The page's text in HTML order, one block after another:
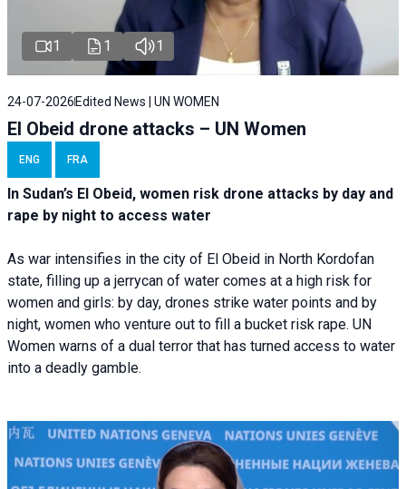
1 1 1
24-07-2026 Edited News | UN WOMEN
El Obeid drone attacks – UN Women
ENG FRA
In Sudan’s El Obeid, women risk drone attacks by day and
rape by night to access water
As war intensifies in the city of El Obeid in North Kordofan
state, filling up a jerrycan of water comes at a high risk for
women and girls: by day, drones strike water points and by
night, women who venture out to fill a bucket risk rape. UN
Women warns of a dual terror that has turned access to water
into a deadly gamble.